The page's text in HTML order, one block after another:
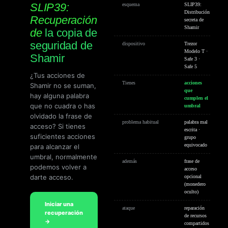
SLIP39:
Recuperación
de la copia de
seguridad de
Shamir
¿Tus acciones de
Shamir no se suman,
hay alguna palabra
que no cuadra o has
olvidado la frase de
acceso? Si tienes
suficientes acciones
para alcanzar el
umbral, normalmente
podemos volver a
darte acceso.
Iniciar una
recuperación
→
esquema
SLIP39:
Distribución
secreta de
Shamir
dispositivo
Trezor
Modelo T ·
Safe 3 ·
Safe 5
Tienes
acciones
que
cumplen el
umbral
problema habitual
palabra mal
escrita ·
grupo
equivocado
además
frase de
acceso
opcional
(monedero
oculto)
ataque
reparación
de recursos
compartidos